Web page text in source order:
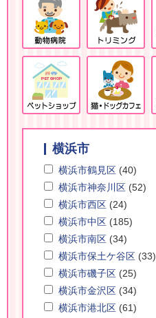
横浜市
横浜市鶴見区 (40)
横浜市神奈川区 (52)
横浜市西区 (24)
横浜市中区 (185)
横浜市南区 (34)
横浜市保土ケ谷区 (33)
横浜市磯子区 (25)
横浜市金沢区 (34)
横浜市港北区 (61)